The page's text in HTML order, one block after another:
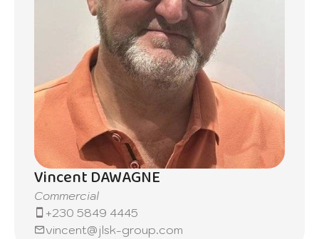
L'extérieur n'est pas en reste avec un
éclairage extérieur bien pensé et un jardin
clôturé parfait pour des soirées en plein air.
Ne manquez pas l'opportunité de vivre dans
ce cadre exceptionnel offrant confort et
sécurité à Grand Baie.
Vincent DAWAGNE
Commercial
+230 5849 4445
vincent@jlsk-group.com